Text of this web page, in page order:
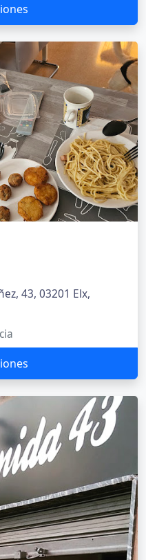
43, 03201 Elx,